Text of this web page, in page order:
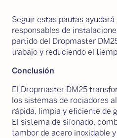
Seguir estas pautas
responsables de
partido del Dropmaster
trabajo y reduciendo el
Conclusión
El Dropmaster DM25
los sistemas de rociadores
rápida, limpia y eficiente de
El sistema de sifonado,
tambor de acero inoxidable